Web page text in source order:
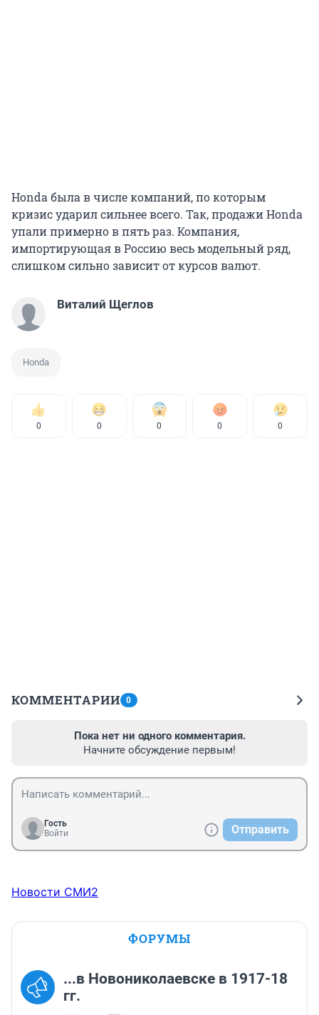
Honda была в числе компаний, по которым
кризис ударил сильнее всего. Так, продажи Honda
упали примерно в пять раз. Компания,
импортирующая в Россию весь модельный ряд,
слишком сильно зависит от курсов валют.
Виталий Щеглов
Honda
0 0 0 0 0
КОММЕНТАРИИ 0
Пока нет ни одного комментария.
Начните обсуждение первым!
Гость
Войти
Отправить
Новости СМИ2
ФОРУМЫ
...в Новониколаевске в 1917-18
гг.